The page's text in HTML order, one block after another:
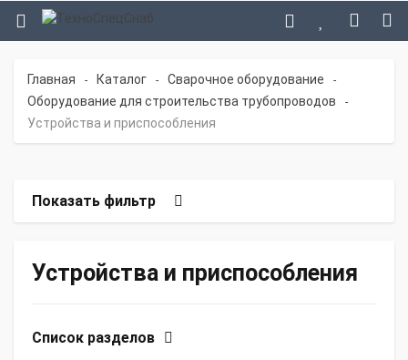
Главная - Каталог - Сварочное оборудование -
Оборудование для строительства трубопроводов -
Устройства и приспособления
Показать фильтр
Устройства и приспособления
Список разделов